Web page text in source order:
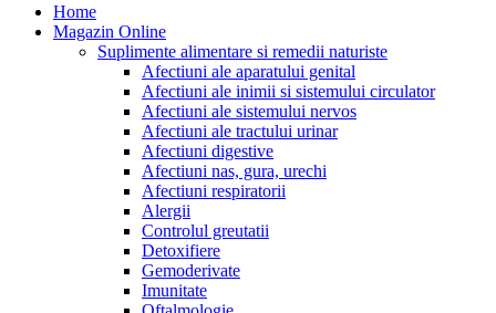
Home
Magazin Online
Suplimente alimentare si remedii naturiste
Afectiuni ale aparatului genital
Afectiuni ale inimii si sistemului circulator
Afectiuni ale sistemului nervos
Afectiuni ale tractului urinar
Afectiuni digestive
Afectiuni nas, gura, urechi
Afectiuni respiratorii
Alergii
Controlul greutatii
Detoxifiere
Gemoderivate
Imunitate